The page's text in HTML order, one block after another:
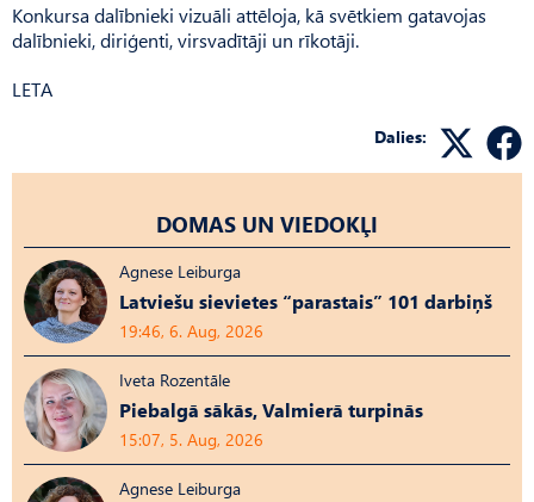
Konkursa dalībnieki vizuāli attēloja, kā svētkiem gatavojas
dalībnieki, diriģenti, virsvadītāji un rīkotāji.
LETA
Dalies:
DOMAS UN VIEDOKĻI
Agnese Leiburga
Latviešu sievietes “parastais” 101 darbiņš
19:46, 6. Aug, 2026
Iveta Rozentāle
Piebalgā sākās, Valmierā turpinās
15:07, 5. Aug, 2026
Agnese Leiburga